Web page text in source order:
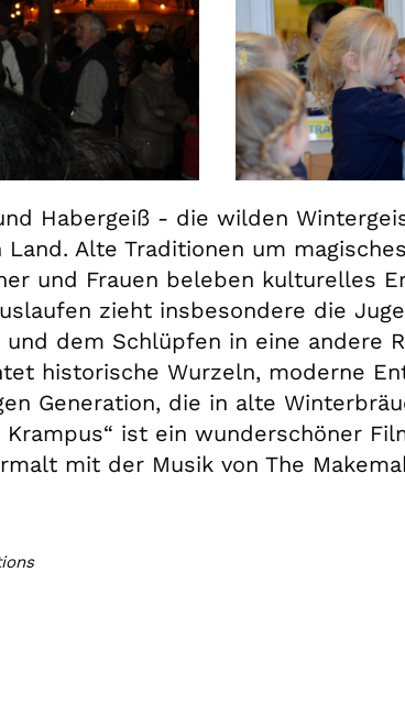
Habergeiß - die wilden
Land. Alte Traditionen um
und Frauen beleben kulturelles
zieht insbesondere die
dem Schlüpfen in eine andere
historische Wurzeln, moderne
Generation, die in alte
Krampus“ ist ein wunderschöner
mit der Musik von The